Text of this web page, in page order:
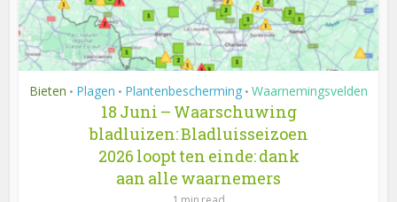
Bieten • Plagen • Plantenbescherming • Waarnemingsvelden
18 Juni – Waarschuwing
bladluizen: Bladluisseizoen
2026 loopt ten einde: dank
aan alle waarnemers